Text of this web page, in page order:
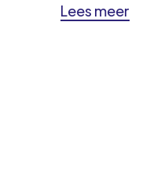
Lees meer